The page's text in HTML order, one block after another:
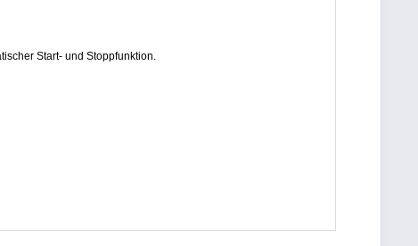
Start- und Stoppfunktion.